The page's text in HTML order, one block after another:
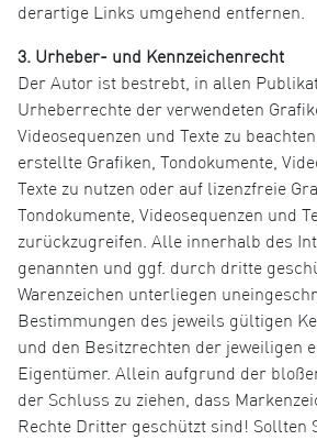
derartige Links umgehend entfernen.
3. Urheber- und Kennzeichenrecht
Der Autor ist bestrebt, in allen
Urheberrechte der verwendeten
Videosequenzen und Texte zu
erstellte Grafiken, Tondokumente,
Texte zu nutzen oder auf lizenzfreie
Tondokumente, Videosequenzen und
zurückzugreifen. Alle innerhalb des
genannten und ggf. durch dritte
Warenzeichen unterliegen
Bestimmungen des jeweils gültigen
und den Besitzrechten der jeweiligen
Eigentümer. Allein aufgrund der
der Schluss zu ziehen, dass
Rechte Dritter geschützt sind! Sollten